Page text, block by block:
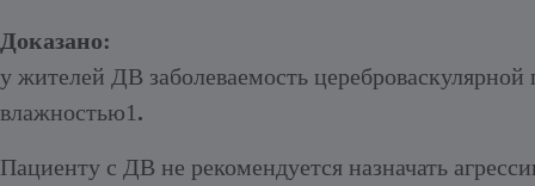
Доказано:
у жителей ДВ заболеваемость
влажностью1 .
Пациенту с ДВ не рекомендуется назначать